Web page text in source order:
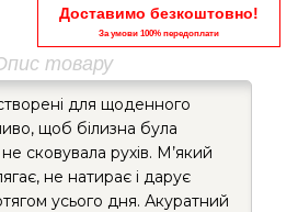
Доставимо безкоштовно!
За умови 100% передоплати
товару
для щоденного
щоб білизна була
сковувала рухів. М’який
не натирає і дарує
усього дня. Акуратний